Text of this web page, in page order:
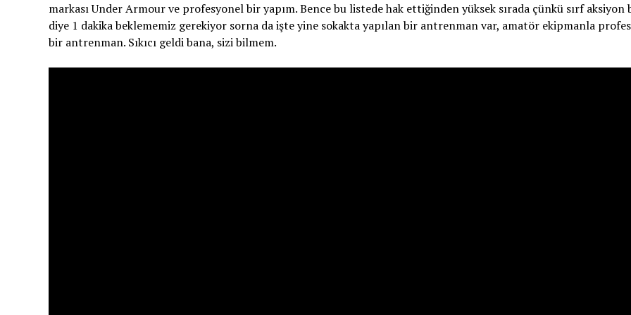
markası Under Armour ve profesyonel bir yapım. Bence bu listede hak ettiğinden yüksek sırada çünkü sırf aksiyon
diye 1 dakika beklememiz gerekiyor sorna da işte yine sokakta yapılan bir antrenman var, amatör ekipmanla
bir antrenman. Sıkıcı geldi bana, sizi bilmem.